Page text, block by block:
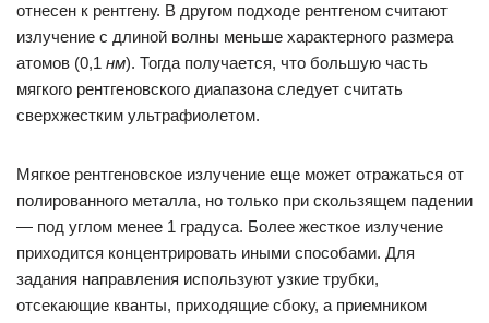
отнесен к рентгену. В другом подходе рентгеном считают
излучение с длиной волны меньше характерного размера
атомов (0,1 нм). Тогда получается, что большую часть
мягкого рентгеновского диапазона следует считать
сверхжестким ультрафиолетом.
Мягкое рентгеновское излучение еще может отражаться от
полированного металла, но только при скользящем падении
— под углом менее 1 градуса. Более жесткое излучение
приходится концентрировать иными способами. Для
задания направления используют узкие трубки,
отсекающие кванты, приходящие сбоку, а приемником